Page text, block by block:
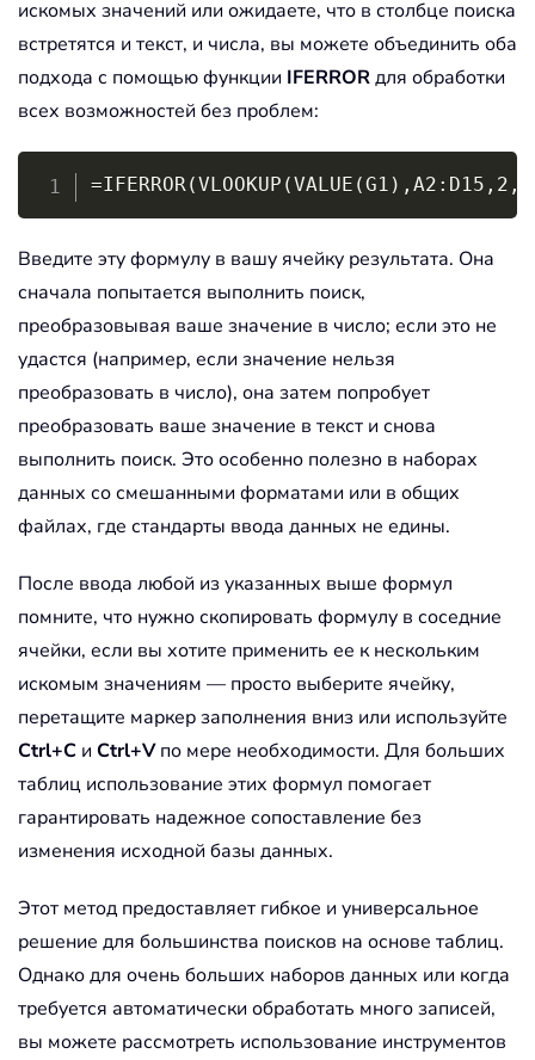
искомых значений или ожидаете, что в столбце поиска
встретятся и текст, и числа, вы можете объединить оба
подхода с помощью функции IFERRORдля обработки
всех возможностей без проблем:
Copy
Введите эту формулу в вашу ячейку результата. Она
сначала попытается выполнить поиск,
преобразовывая ваше значение в число; если это не
удастся (например, если значение нельзя
преобразовать в число), она затем попробует
преобразовать ваше значение в текст и снова
выполнить поиск. Это особенно полезно в наборах
данных со смешанными форматами или в общих
файлах, где стандарты ввода данных не едины.
После ввода любой из указанных выше формул
помните, что нужно скопировать формулу в соседние
ячейки, если вы хотите применить ее к нескольким
искомым значениям — просто выберите ячейку,
перетащите маркер заполнения вниз или используйте
Ctrl+C и Ctrl+Vпо мере необходимости. Для больших
таблиц использование этих формул помогает
гарантировать надежное сопоставление без
изменения исходной базы данных.
Этот метод предоставляет гибкое и универсальное
решение для большинства поисков на основе таблиц.
Однако для очень больших наборов данных или когда
требуется автоматически обработать много записей,
вы можете рассмотреть использование инструментов